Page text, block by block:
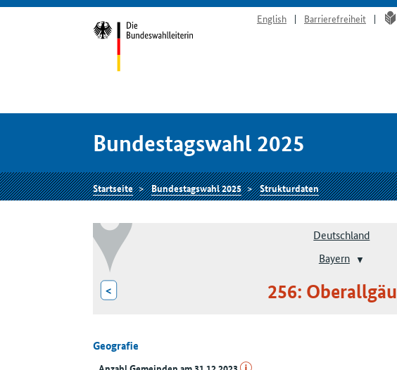
English Barrierefreiheit
Bundestagswahl 2025
Startseite Bundestagswahl 2025 Strukturdaten
Deutschland
Bayern
< 256: Oberallgäu
Geografie